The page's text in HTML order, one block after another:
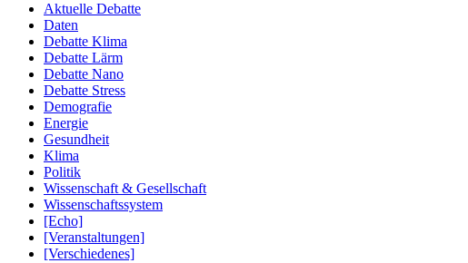
Aktuelle Debatte
Daten
Debatte Klima
Debatte Lärm
Debatte Nano
Debatte Stress
Demografie
Energie
Gesundheit
Klima
Politik
Wissenschaft & Gesellschaft
Wissenschaftssystem
[Echo]
[Veranstaltungen]
[Verschiedenes]